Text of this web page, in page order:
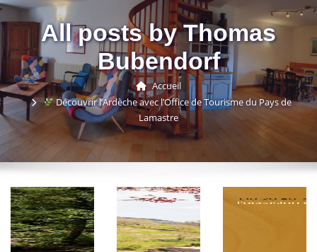
All posts by Thomas
Bubendorf
Accueil
Découvrir l’Ardèche avec l’Office de Tourisme du Pays de
Lamastre